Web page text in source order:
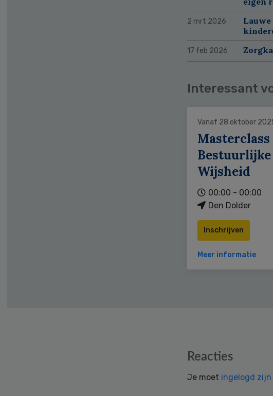
2 mrt 2026
17 feb 2026
Interessant
Vanaf 28 oktober
Masterclass
Bestuurlijke
Wijsheid
00:00 - 00:00
Den Dolder
Inschrijven
Meer informatie
Reacties
Je moet ingelogd zijn